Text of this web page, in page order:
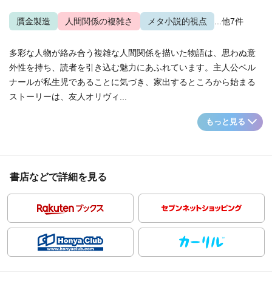
贋金製造 人間関係の複雑さ メタ小説的視点 ...他7件
多彩な人物が絡み合う複雑な人間関係を描いた物語は、思わぬ意
外性を持ち、読者を引き込む魅力にあふれています。主人公ベル
ナールが私生児であることに気づき、家出するところから始まる
ストーリーは、友人オリヴィ...
もっと見る
書店などで詳細を見る